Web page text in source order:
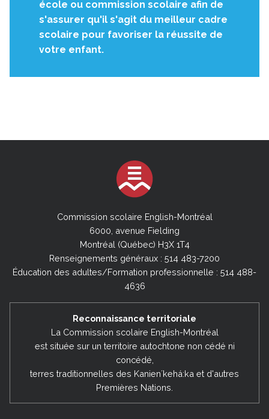
école ou commission scolaire afin de
s'assurer qu'il s'agit du meilleur cadre
scolaire pour favoriser la réussite de
votre enfant.
Commission scolaire English-Montréal
6000, avenue Fielding
Montréal (Québec) H3X 1T4
Renseignements généraux : 514 483-7200
Éducation des adultes/Formation professionnelle : 514 488-
4636
Reconnaissance territoriale
La Commission scolaire English-Montréal
est située sur un territoire autochtone non cédé ni
concédé,
terres traditionnelles des Kanienʼkehá:ka et d'autres
Premières Nations.